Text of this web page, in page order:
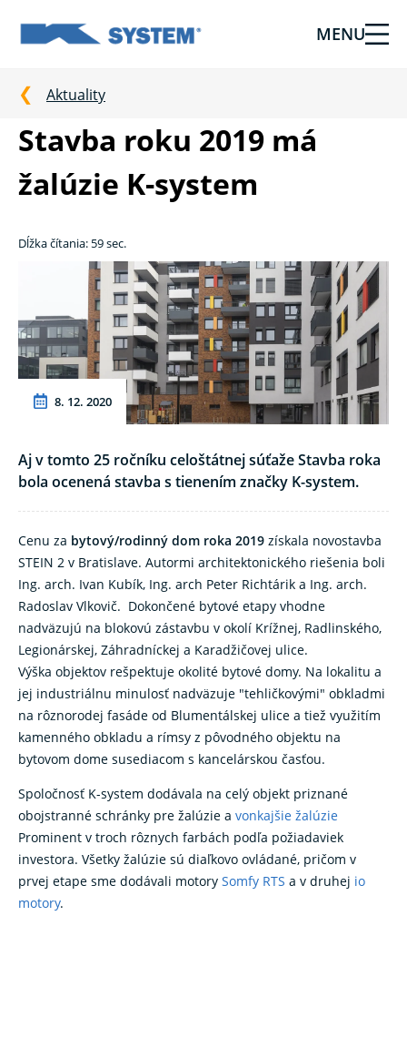
Tieniaca
pre
vašu
domácnosť
od
Ksystem
MENU
Aktuality
Stavba roku 2019 má
žalúzie K-system
Dĺžka čítania: 59 sec.
8. 12. 2020
Aj v tomto 25 ročníku celoštátnej súťaže Stavba roka
bola ocenená stavba s tienením značky K-system.
Cenu za bytový/rodinný dom roka 2019 získala novostavba
STEIN 2 v Bratislave. Autormi architektonického riešenia boli
Ing. arch. Ivan Kubík, Ing. arch Peter Richtárik a Ing. arch.
Radoslav Vlkovič. Dokončené bytové etapy vhodne
nadväzujú na blokovú zástavbu v okolí Krížnej, Radlinského,
Legionárskej, Záhradníckej a Karadžičovej ulice.
Výška objektov rešpektuje okolité bytové domy. Na lokalitu a
jej industriálnu minulosť nadväzuje "tehličkovými" obkladmi
na rôznorodej fasáde od Blumentálskej ulice a tiež využitím
kamenného obkladu a rímsy z pôvodného objektu na
bytovom dome susediacom s kancelárskou časťou.
Spoločnosť K-system dodávala na celý objekt priznané
obojstranné schránky pre žalúzie a vonkajšie žalúzie
Prominent v troch rôznych farbách podľa požiadaviek
investora. Všetky žalúzie sú diaľkovo ovládané, pričom v
prvej etape sme dodávali motory Somfy RTS a v druhej io
motory.